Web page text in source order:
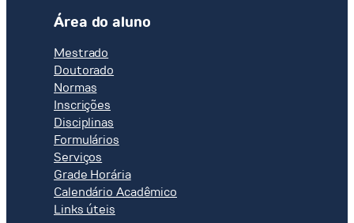
Área do aluno
Mestrado
Doutorado
Normas
Inscrições
Disciplinas
Formulários
Serviços
Grade Horária
Calendário Acadêmico
Links úteis